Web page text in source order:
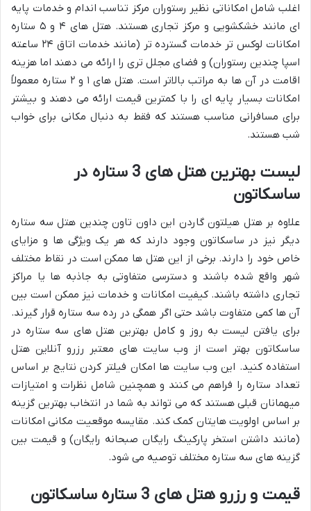
اغلب شامل امکاناتی نظیر رستوران مرکز تناسب اندام و خدمات پایه
ای مانند خشکشویی و مرکز تجاری هستند. هتل های ۴ و ۵ ستاره
امکانات لوکس تر خدمات گسترده تر (مانند خدمات اتاق ۲۴ ساعته
اسپا چندین رستوران) و فضای مجلل تری را ارائه می دهند اما هزینه
اقامت در آن ها به مراتب بالاتر است. هتل های ۱ و ۲ ستاره معمولاً
امکانات بسیار پایه ای را با کمترین قیمت ارائه می دهند و بیشتر
برای مسافرانی مناسب هستند که فقط به دنبال مکانی برای خواب
شب هستند.
لیست بهترین هتل های 3 ستاره در
ساسکاتون
علاوه بر هتل هیلتون گاردن این داون تاون چندین هتل سه ستاره
دیگر نیز در ساسکاتون وجود دارند که هر یک ویژگی ها و مزایای
خاص خود را دارند. برخی از این هتل ها ممکن است در نقاط مختلف
شهر واقع شده باشند و دسترسی متفاوتی به جاذبه ها یا مراکز
تجاری داشته باشند. کیفیت امکانات و خدمات نیز ممکن است بین
آن ها کمی متفاوت باشد حتی اگر همگی در رده سه ستاره قرار گیرند.
برای یافتن لیست به روز و کامل بهترین هتل های سه ستاره در
ساسکاتون بهتر است از وب سایت های معتبر رزرو آنلاین هتل
استفاده کنید. این وب سایت ها امکان فیلتر کردن نتایج بر اساس
تعداد ستاره را فراهم می کنند و همچنین شامل نظرات و امتیازات
میهمانان قبلی هستند که می تواند به شما در انتخاب بهترین گزینه
بر اساس اولویت هایتان کمک کند. مقایسه موقعیت مکانی امکانات
(مانند داشتن استخر پارکینگ رایگان صبحانه رایگان) و قیمت بین
گزینه های سه ستاره مختلف توصیه می شود.
قیمت و رزرو هتل های 3 ستاره ساسکاتون